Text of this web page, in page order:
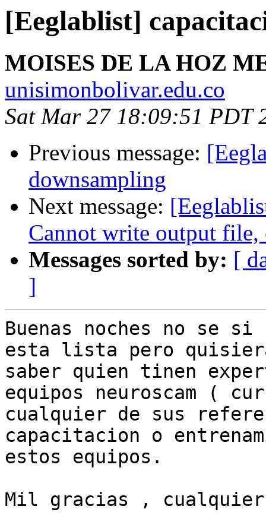
[Eeglablist]
MOISES DE LA HOZ
unisimonbolivar.edu.co
Sat Mar 27 18:09:51 PDT
Previous message:
downsampling
Next message:
Cannot write output file,
Messages sorted by: [
]
Buenas noches no se
esta lista pero
saber quien tinen
equipos neuroscam (
cualquier de sus
capacitacion o
estos equipos.
Mil gracias , cualquier